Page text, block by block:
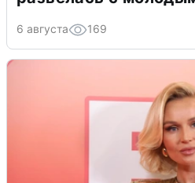
6 августа 169